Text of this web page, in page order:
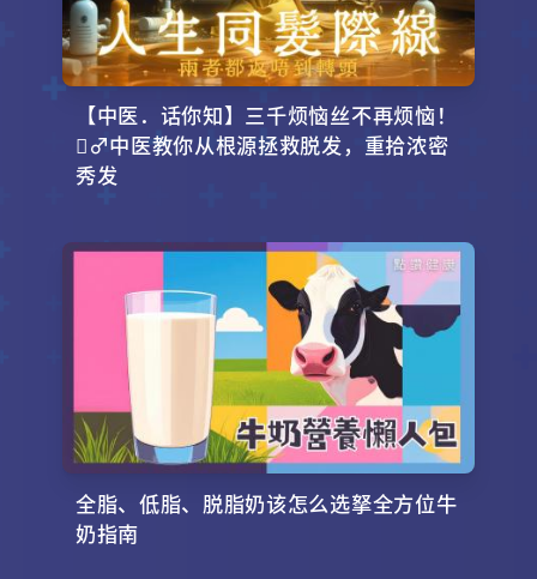
【中医．话你知】三千烦恼丝不再烦恼！
‍♂️中医教你从根源拯救脱发，重拾浓密
秀发
全脂、低脂、脱脂奶该怎么选拏全方位牛
奶指南